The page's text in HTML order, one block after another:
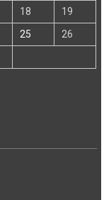
18
19
25
26